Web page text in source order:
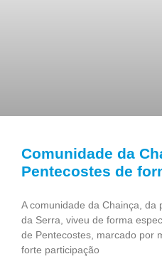
Comunidade da
Pentecostes de
A comunidade da Chainça, da
da Serra, viveu de forma
de Pentecostes, marcado por
forte participação